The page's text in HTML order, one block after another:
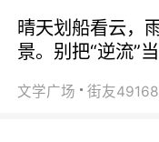
晴天划船看云，
景。别把“逆流”
文学广场